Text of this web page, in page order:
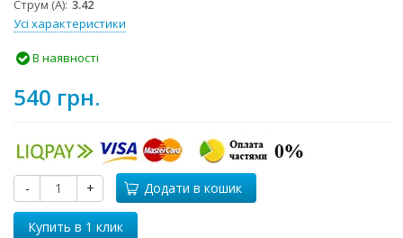
Струм (А) 3.42
Усі характеристики
В наявності
540 грн.
- + Додати в кошик